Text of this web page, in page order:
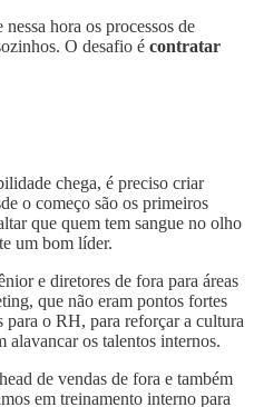
hora os processos de
O desafio é contratar
chega, é preciso criar
o começo são os primeiros
que quem tem sangue no olho
um bom líder.
e diretores de fora para áreas
que não eram pontos fortes
para o RH, para reforçar a cultura
alavancar os talentos internos.
de vendas de fora e também
em treinamento interno para